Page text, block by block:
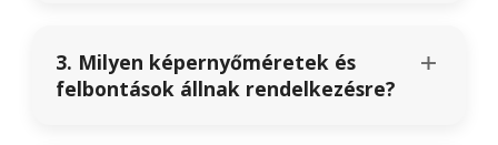
3. Milyen képernyőméretek és
felbontások állnak rendelkezésre?